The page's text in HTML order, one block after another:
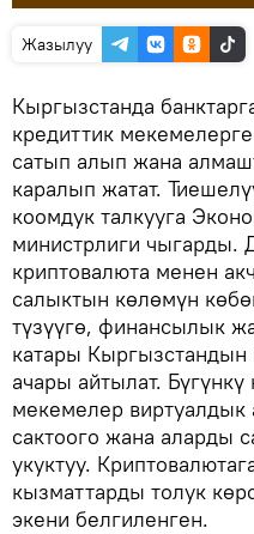
Жазылуу
Кыргызстанда
кредиттик
сатып алып жана
каралып жатат.
коомдук талкууга
министрлиги чыгарды.
криптовалюта менен
салыктын көлөмүн
түзүүгө, финансылык
катары
ачары айтылат.
мекемелер виртуалдык
сактоого жана аларды
укуктуу.
кызматтарды толук
экени белгиленген.